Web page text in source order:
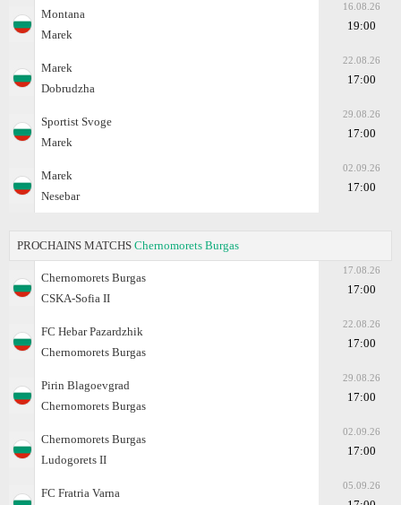
Montana
Marek
16.08.26
19:00
Marek
Dobrudzha
22.08.26
17:00
Sportist Svoge
Marek
29.08.26
17:00
Marek
Nesebar
02.09.26
17:00
PROCHAINS MATCHS Chernomorets Burgas
Chernomorets Burgas
CSKA-Sofiа II
17.08.26
17:00
FC Hebar Pazardzhik
Chernomorets Burgas
22.08.26
17:00
Pirin Blagoevgrad
Chernomorets Burgas
29.08.26
17:00
Chernomorets Burgas
Ludogorets II
02.09.26
17:00
FC Fratria Varna
05.09.26